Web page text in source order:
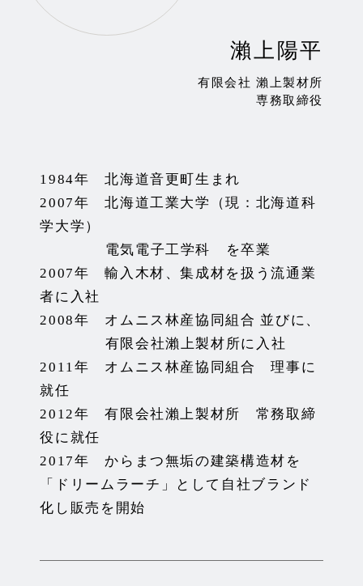
瀨上陽平
有限会社 瀨上製材所
専務取締役
1984年 北海道音更町生まれ
2007年 北海道工業大学（現：北海道科
学大学）
電気電子工学科 を卒業
2007年 輸入木材、集成材を扱う流通業
者に入社
2008年 オムニス林産協同組合 並びに、
有限会社瀨上製材所に入社
2011年 オムニス林産協同組合 理事に
就任
2012年 有限会社瀨上製材所 常務取締
役に就任
2017年 からまつ無垢の建築構造材を
「ドリームラーチ」として自社ブランド
化し販売を開始